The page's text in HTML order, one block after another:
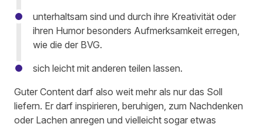
unterhaltsam sind und durch ihre Kreativität oder
ihren Humor besonders Aufmerksamkeit erregen,
wie die der BVG.
sich leicht mit anderen teilen lassen.
Guter Content darf also weit mehr als nur das Soll
liefern. Er darf inspirieren, beruhigen, zum Nachdenken
oder Lachen anregen und vielleicht sogar etwas